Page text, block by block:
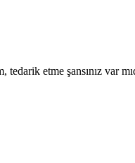
etme şansınız var